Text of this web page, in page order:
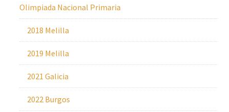
Olimpiada Nacional Primaria
2018 Melilla
2019 Melilla
2021 Galicia
2022 Burgos